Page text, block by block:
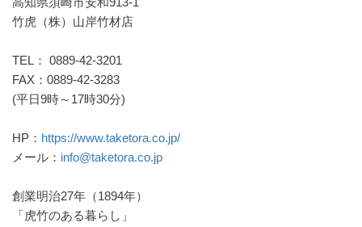
竹虎（株）山岸竹材店
TEL： 0889-42-3201
FAX：0889-42-3283
(平日9時～17時30分)
HP： https://www.taketora.co.jp/
メール： info@taketora.co.jp
創業明治27年（1894年）
「虎竹のある暮らし」